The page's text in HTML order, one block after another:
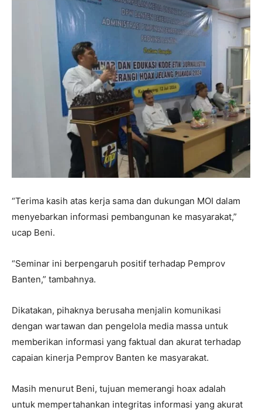
“Terima kasih atas kerja sama dan dukungan MOI dalam
menyebarkan informasi pembangunan ke masyarakat,”
ucap Beni.
“Seminar ini berpengaruh positif terhadap Pemprov
Banten,” tambahnya.
Dikatakan, pihaknya berusaha menjalin komunikasi
dengan wartawan dan pengelola media massa untuk
memberikan informasi yang faktual dan akurat terhadap
capaian kinerja Pemprov Banten ke masyarakat.
Masih menurut Beni, tujuan memerangi hoax adalah
untuk mempertahankan integritas informasi yang akurat